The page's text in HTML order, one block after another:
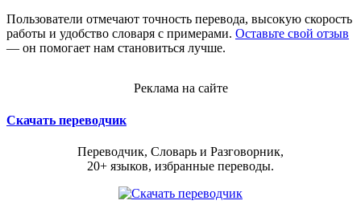
Пользователи отмечают точность перевода, высокую скорость
работы и удобство словаря с примерами. Оставьте свой отзыв
— он помогает нам становиться лучше.
Реклама на сайте
Скачать переводчик
Переводчик, Словарь и Разговорник,
20+ языков, избранные переводы.